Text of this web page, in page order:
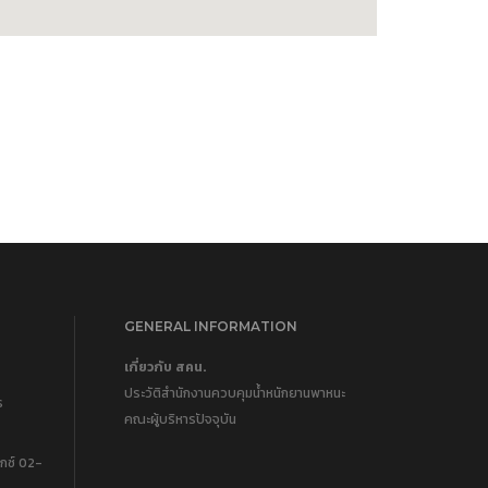
ซ์ 02-
GENERAL INFORMATION
เกี่ยวกับ สคน.
ประวัติสำนักงานควบคุมน้ำหนักยานพาหนะ
คณะผู้บริหารปัจจุบัน